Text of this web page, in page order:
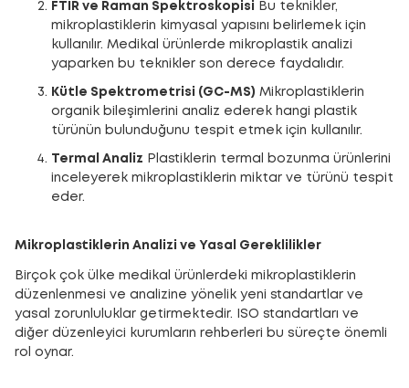
FTIR ve Raman Spektroskopisi
Bu teknikler,
mikroplastiklerin kimyasal yapısını belirlemek için
kullanılır. Medikal ürünlerde mikroplastik analizi
yaparken bu teknikler son derece faydalıdır.
Kütle Spektrometrisi (GC-MS) Mikroplastiklerin
organik bileşimlerini analiz ederek hangi plastik
türünün bulunduğunu tespit etmek için kullanılır.
Termal Analiz Plastiklerin termal bozunma ürünlerini
inceleyerek mikroplastiklerin miktar ve türünü tespit
eder.
Mikroplastiklerin Analizi ve Yasal Gereklilikler
Birçok çok ülke medikal ürünlerdeki mikroplastiklerin
düzenlenmesi ve analizine yönelik yeni standartlar ve
yasal zorunluluklar getirmektedir. ISO standartları ve
diğer düzenleyici kurumların rehberleri bu süreçte önemli
rol oynar.